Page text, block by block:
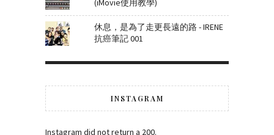
(iMovie使用教學)
休息，是為了走更長遠的路 - IRENE
抗癌筆記 001
INSTAGRAM
Instagram did not return a 200.